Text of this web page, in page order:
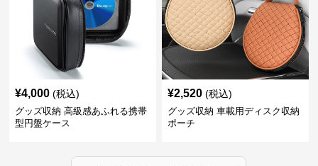
¥4,000 (税込)
グッズ収納 高級感あふれる携帯
型円盤ケース
¥2,520 (税込)
グッズ収納 車載用ディスク収納
ポーチ